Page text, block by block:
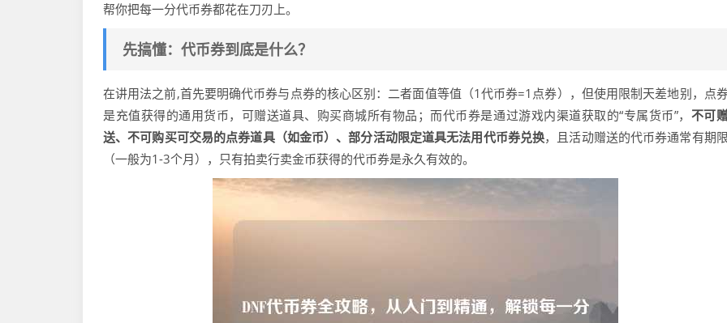
帮你把每一分代币券都花在刀刃上。
先搞懂：代币券到底是什么？
在讲用法之前,首先要明确代币券与点券的核心区别：二者面值等值（1代币券=1点券），但使用限制天差地别，点
是充值获得的通用货币，可赠送道具、购买商城所有物品；而代币券是通过游戏内渠道获取的“专属货币”， 不可
送、不可购买可交易的点券道具（如金币）、部分活动限定道具无法用代币券兑换，且活动赠送的代币券通常有期限
（一般为1-3个月），只有拍卖行卖金币获得的代币券是永久有效的。